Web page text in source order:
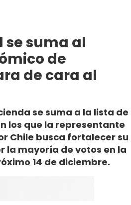
se suma al
de
de cara al
se suma a la lista de
los que la representante
Chile busca fortalecer su
la mayoría de votos en la
14 de diciembre.